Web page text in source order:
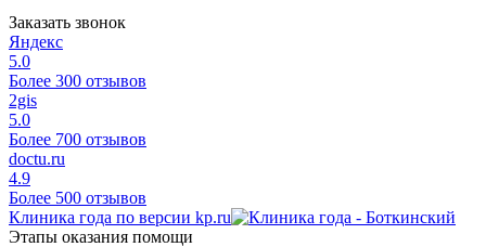
Заказать звонок
Яндекс
5.0
Более 300 отзывов
2gis
5.0
Более 700 отзывов
doctu.ru
4.9
Более 500 отзывов
Клиника года по версии kp.ru
Этапы оказания помощи